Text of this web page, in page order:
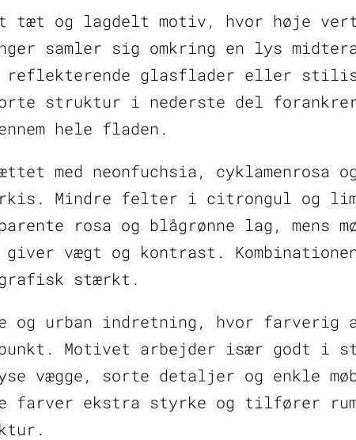
tæt og lagdelt motiv, hvor høje
samler sig omkring en lys
reflekterende glasflader eller
sorte struktur i nederste del
hele fladen.
med neonfuchsia, cyklamenrosa og
Mindre felter i citrongul og
rosa og blågrønne lag, mens
vægt og kontrast.
stærkt.
og urban indretning, hvor farverig
Motivet arbejder især godt i
sorte detaljer og enkle
farver ekstra styrke og tilfører